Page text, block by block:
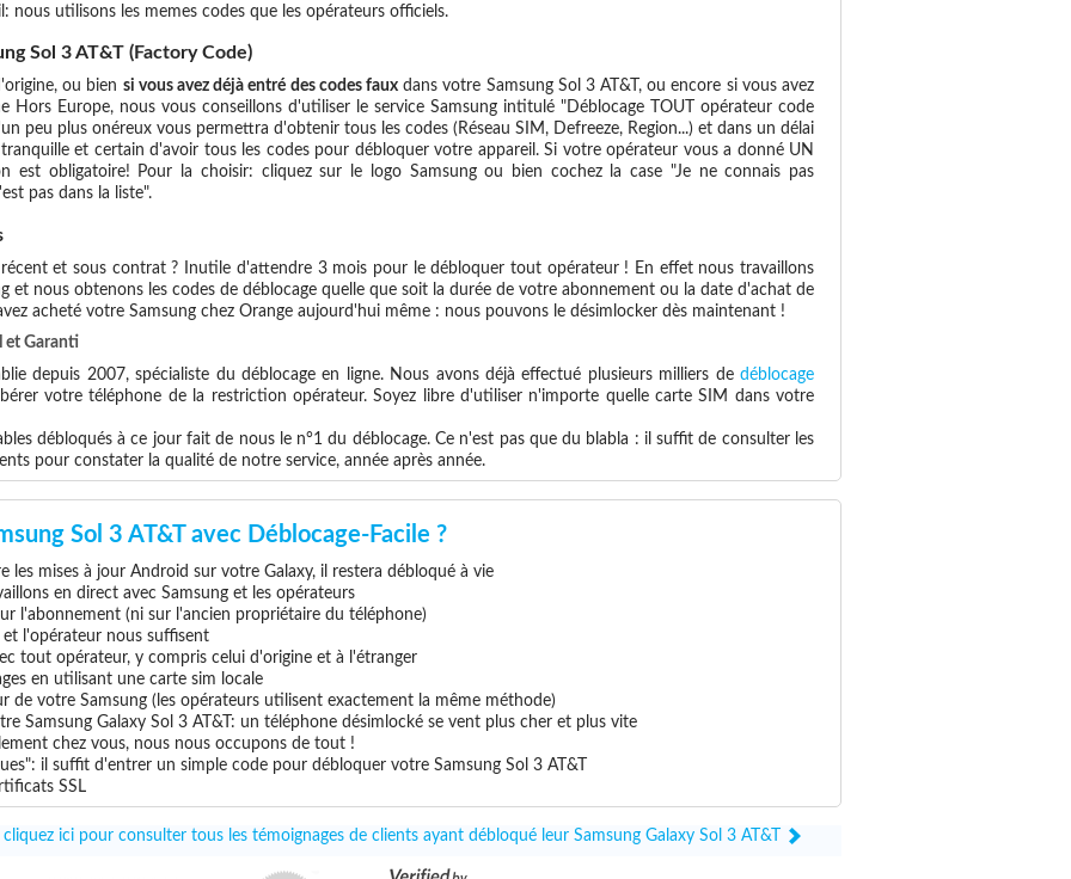
nous utilisons les memes codes que les opérateurs officiels.
Sol 3 AT&T (Factory Code)
ou bien si vous avez déjà entré des codes fauxdans votre Samsung Sol 3 AT&T, ou encore si vous avez
Hors Europe, nous vous conseillons d'utiliser le service Samsung intitulé "Déblocage TOUT opérateur code
peu plus onéreux vous permettra d'obtenir tous les codes (Réseau SIM, Defreeze, Region...) et dans un délai
et certain d'avoir tous les codes pour débloquer votre appareil. Si votre opérateur vous a donné UN
est obligatoire! Pour la choisir: cliquez sur le logo Samsung ou bien cochez la case "Je ne connais pas
pas dans la liste".
récent et sous contrat ? Inutile d'attendre 3 mois pour le débloquer tout opérateur ! En effet nous travaillons
et nous obtenons les codes de déblocage quelle que soit la durée de votre abonnement ou la date d'achat de
acheté votre Samsung chez Orange aujourd'hui même : nous pouvons le désimlocker dès maintenant !
et Garanti
depuis 2007, spécialiste du déblocage en ligne. Nous avons déjà effectué plusieurs milliers de déblocage
votre téléphone de la restriction opérateur. Soyez libre d'utiliser n'importe quelle carte SIM dans votre
débloqués à ce jour fait de nous le n°1 du déblocage. Ce n'est pas que du blabla : il suffit de consulter les
pour constater la qualité de notre service, année après année.
Sol 3 AT&T avec Déblocage-Facile ?
mises à jour Android sur votre Galaxy, il restera débloqué à vie
en direct avec Samsung et les opérateurs
l'abonnement (ni sur l'ancien propriétaire du téléphone)
et l'opérateur nous suffisent
tout opérateur, y compris celui d'origine et à l'étranger
en utilisant une carte sim locale
de votre Samsung (les opérateurs utilisent exactement la même méthode)
Samsung Galaxy Sol 3 AT&T: un téléphone désimlocké se vent plus cher et plus vite
chez vous, nous nous occupons de tout !
il suffit d'entrer un simple code pour débloquer votre Samsung Sol 3 AT&T
SSL
ici pour consulter tous les témoignages de clients ayant débloqué leur Samsung Galaxy Sol 3 AT&T